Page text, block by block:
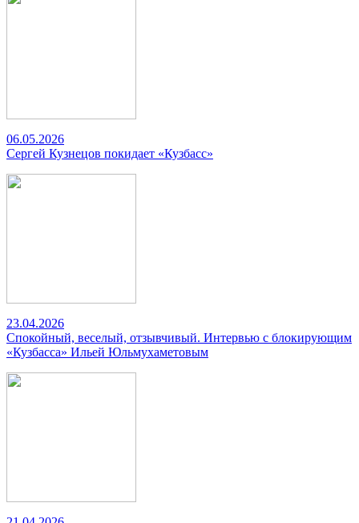
06.05.2026
Сергей Кузнецов покидает «Кузбасс»
23.04.2026
Спокойный, веселый, отзывчивый. Интервью с блокирующим
«Кузбасса» Ильей Юльмухаметовым